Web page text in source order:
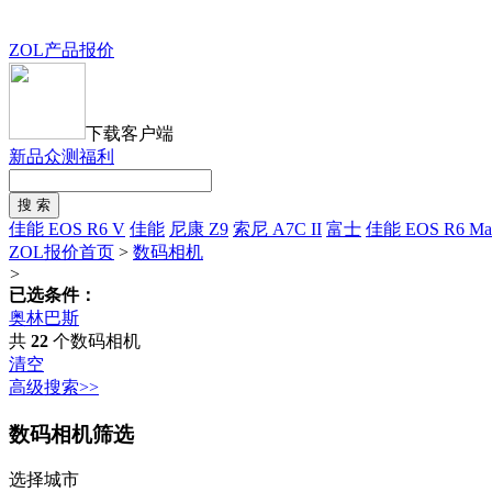
ZOL产品报价
下载客户端
新品众测福利
佳能 EOS R6 V 佳能 尼康 Z9 索尼 A7C II 富士 佳能 EOS R6
ZOL报价首页 > 数码相机
>
已选条件：
奥林巴斯
共 22 个数码相机
清空
高级搜索>>
数码相机筛选
选择城市